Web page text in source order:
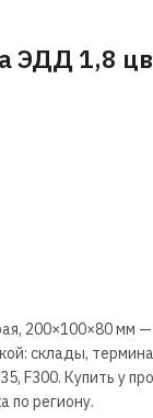
ЭДД 1,8
200×100×80 мм
склады,
F300. Купить у
по региону.